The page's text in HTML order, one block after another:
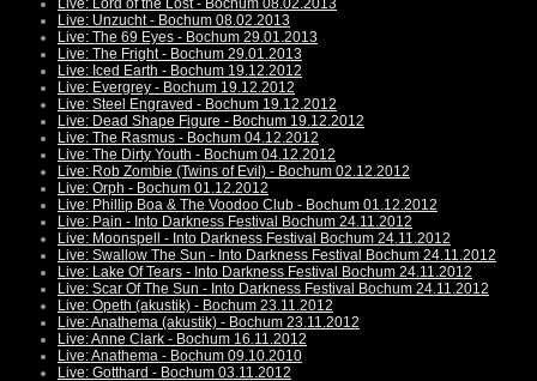
Live: Lord of the Lost - Bochum 08.02.2013
Live: Unzucht - Bochum 08.02.2013
Live: The 69 Eyes - Bochum 29.01.2013
Live: The Fright - Bochum 29.01.2013
Live: Iced Earth - Bochum 19.12.2012
Live: Evergrey - Bochum 19.12.2012
Live: Steel Engraved - Bochum 19.12.2012
Live: Dead Shape Figure - Bochum 19.12.2012
Live: The Rasmus - Bochum 04.12.2012
Live: The Dirty Youth - Bochum 04.12.2012
Live: Rob Zombie (Twins of Evil) - Bochum 02.12.2012
Live: Orph - Bochum 01.12.2012
Live: Phillip Boa & The Voodoo Club - Bochum 01.12.2012
Live: Pain - Into Darkness Festival Bochum 24.11.2012
Live: Moonspell - Into Darkness Festival Bochum 24.11.2012
Live: Swallow The Sun - Into Darkness Festival Bochum 24.11.2012
Live: Lake Of Tears - Into Darkness Festival Bochum 24.11.2012
Live: Scar Of The Sun - Into Darkness Festival Bochum 24.11.2012
Live: Opeth (akustik) - Bochum 23.11.2012
Live: Anathema (akustik) - Bochum 23.11.2012
Live: Anne Clark - Bochum 16.11.2012
Live: Anathema - Bochum 09.10.2010
Live: Gotthard - Bochum 03.11.2012